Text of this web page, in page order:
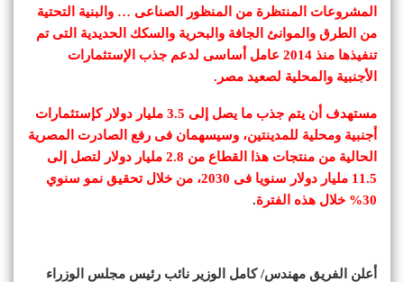
المشروعات المنتظرة من المنظور الصناعى … والبنية التحتية
من الطرق والموانئ الجافة والبحرية والسكك الحديدية التى تم
تنفيذها منذ 2014 عامل أساسى لدعم جذب الإستثمارات
الأجنبية والمحلية لصعيد مصر.
مستهدف أن يتم جذب ما يصل إلى 3.5 مليار دولار كإستثمارات
أجنبية ومحلية للمدينتين، وسيسهمان فى رفع الصادرت المصرية
الحالية من منتجات هذا القطاع من 2.8 مليار دولار لتصل إلى
11.5 مليار دولار سنويا فى 2030، من خلال تحقيق نمو سنوي
30% خلال هذه الفترة
.
أعلن الفريق مهندس/ كامل الوزير نائب رئيس مجلس الوزراء